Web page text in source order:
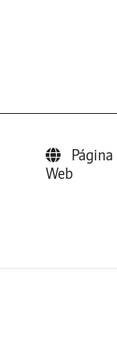
Página
Web